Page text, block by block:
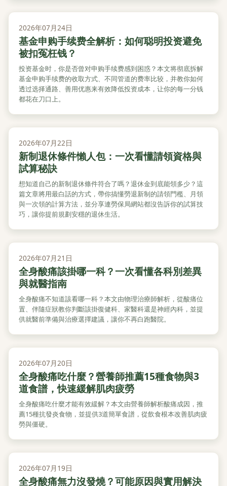
2026年07月24日
基金申购手续费全解析：如何聪明投资避免
被扣冤枉钱？
投资基金时，你是否曾对申购手续费感到困惑？本文将彻底拆解
基金申购手续费的收取方式、不同管道的费率比较，并教你如何
透过选择通路、善用优惠来有效降低投资成本，让你的每一分钱
都花在刀口上。
2026年07月22日
新制退休條件懶人包：一次看懂請領資格與
試算秘訣
想知道自己的新制退休條件符合了嗎？退休金到底能領多少？這
篇文章將用最白話的方式，帶你搞懂勞退新制的請領門檻、月領
與一次領的計算方法，並分享連勞保局網站都沒告訴你的試算技
巧，讓你提前規劃安穩的退休生活。
2026年07月21日
全身酸痛該掛哪一科？一次看懂各科別差異
與就醫指南
全身酸痛不知道該看哪一科？本文由物理治療師解析，從酸痛位
置、伴隨症狀教你判斷該掛復健科、家醫科還是神經內科，並提
供就醫前準備與治療選擇建議，讓你不再白跑醫院。
2026年07月20日
全身酸痛吃什麼？營養師推薦15種食物與3
道食譜，快速緩解肌肉疲勞
全身酸痛吃什麼才能有效緩解？本文由營養師解析酸痛成因，推
薦15種抗發炎食物，並提供3道簡單食譜，從飲食根本改善肌肉疲
勞與僵硬。
2026年07月19日
全身酸痛無力沒發燒？可能原因與實用解決